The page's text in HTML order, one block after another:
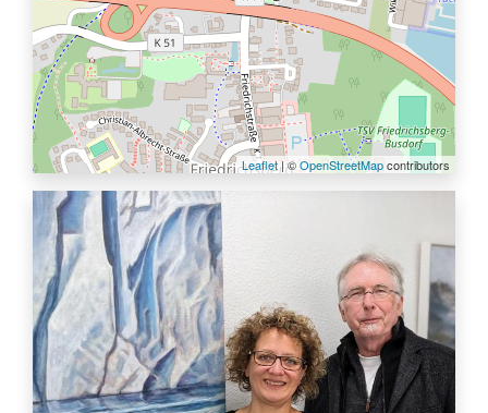
Leaflet| ©OpenStreetMapcontributors